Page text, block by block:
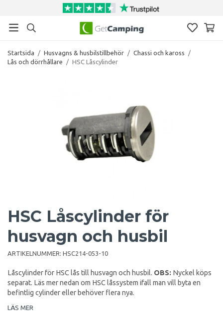
Startsida / Husvagns & husbilstillbehör / Chassi och kaross
/
Lås och dörrhållare
/ HSC Låscylinder
HSC Låscylinder för
husvagn och husbil
ARTIKELNUMMER: HSC214-053-10
Låscylinder för HSC lås till husvagn och husbil. OBS: Nyckel köps
separat. Läs mer nedan om HSC låssystem ifall man vill byta en
befintlig cylinder eller behöver flera nya.
LÄS MER